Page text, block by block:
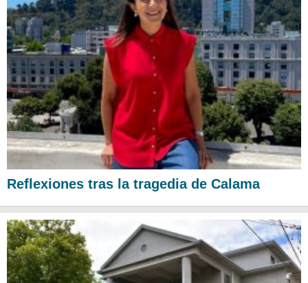
Reflexiones tras la tragedia de Calama